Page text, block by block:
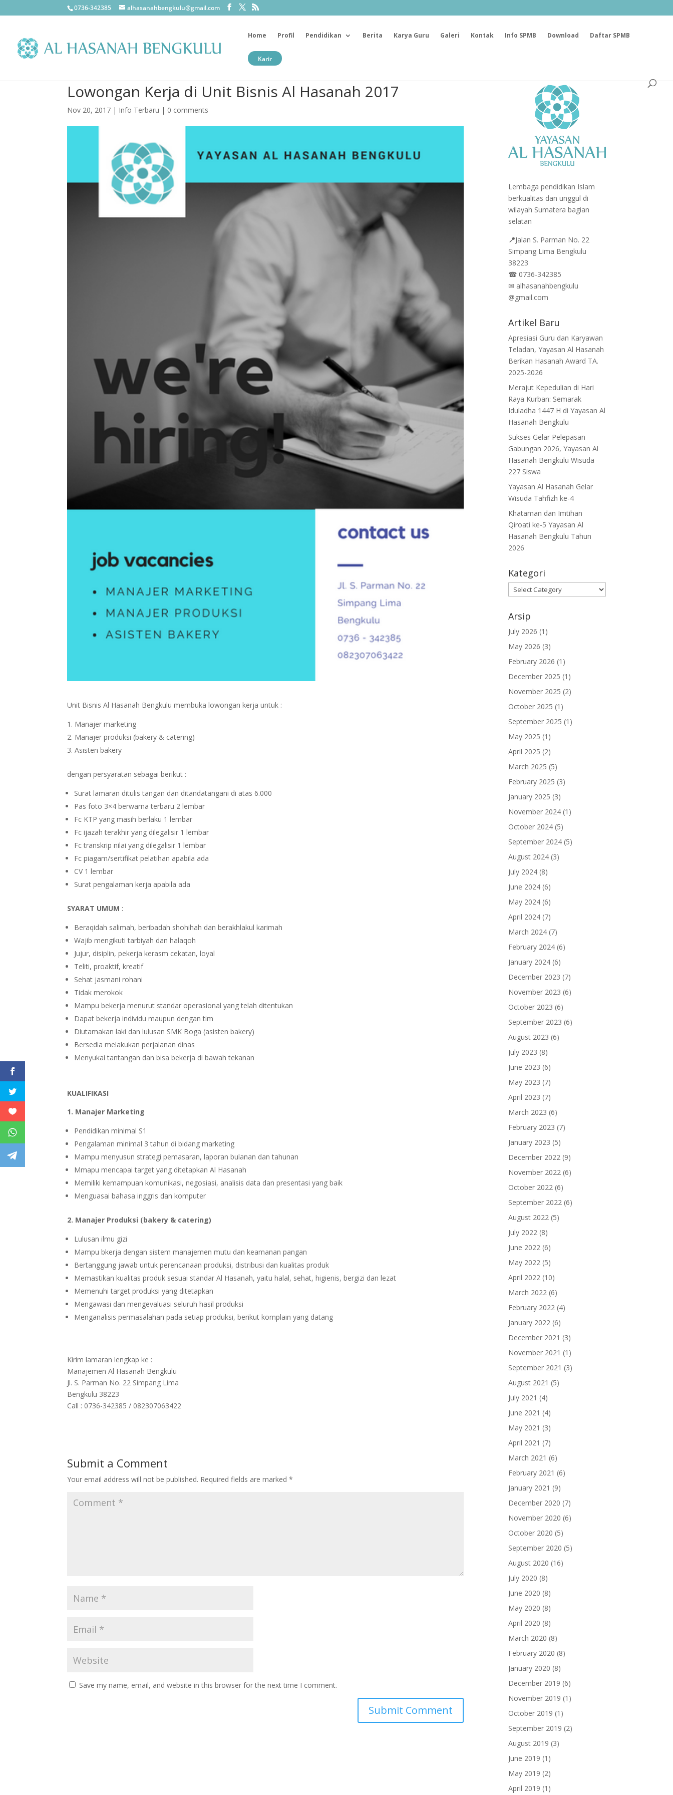
0736-342385 alhasanahbengkulu@gmail.com
Home Profil Pendidikan Berita Karya Guru Galeri Kontak Info SPMB Download Daftar SPMB
Karir
Lowongan Kerja di Unit Bisnis Al Hasanah 2017
Nov 20, 2017 | Info Terbaru | 0 comments
Unit Bisnis Al Hasanah Bengkulu membuka lowongan kerja untuk :
Manajer marketing
Manajer produksi (bakery & catering)
Asisten bakery
dengan persyaratan sebagai berikut :
Surat lamaran ditulis tangan dan ditandatangani di atas 6.000
Pas foto 3×4 berwarna terbaru 2 lembar
Fc KTP yang masih berlaku 1 lembar
Fc ijazah terakhir yang dilegalisir 1 lembar
Fc transkrip nilai yang dilegalisir 1 lembar
Fc piagam/sertifikat pelatihan apabila ada
CV 1 lembar
Surat pengalaman kerja apabila ada
SYARAT UMUM :
Beraqidah salimah, beribadah shohihah dan berakhlakul karimah
Wajib mengikuti tarbiyah dan halaqoh
Jujur, disiplin, pekerja kerasm cekatan, loyal
Teliti, proaktif, kreatif
Sehat jasmani rohani
Tidak merokok
Mampu bekerja menurut standar operasional yang telah ditentukan
Dapat bekerja individu maupun dengan tim
Diutamakan laki dan lulusan SMK Boga (asisten bakery)
Bersedia melakukan perjalanan dinas
Menyukai tantangan dan bisa bekerja di bawah tekanan
KUALIFIKASI
1. Manajer Marketing
Pendidikan minimal S1
Pengalaman minimal 3 tahun di bidang marketing
Mampu menyusun strategi pemasaran, laporan bulanan dan tahunan
Mmapu mencapai target yang ditetapkan Al Hasanah
Memiliki kemampuan komunikasi, negosiasi, analisis data dan presentasi yang baik
Menguasai bahasa inggris dan komputer
2. Manajer Produksi (bakery & catering)
Lulusan ilmu gizi
Mampu bkerja dengan sistem manajemen mutu dan keamanan pangan
Bertanggung jawab untuk perencanaan produksi, distribusi dan kualitas produk
Memastikan kualitas produk sesuai standar Al Hasanah, yaitu halal, sehat, higienis, bergizi dan lezat
Memenuhi target produksi yang ditetapkan
Mengawasi dan mengevaluasi seluruh hasil produksi
Menganalisis permasalahan pada setiap produksi, berikut komplain yang datang
Kirim lamaran lengkap ke :
Manajemen Al Hasanah Bengkulu
Jl. S. Parman No. 22 Simpang Lima
Bengkulu 38223
Call : 0736-342385 / 082307063422
Submit a Comment
Your email address will not be published. Required fields are marked*
Save my name, email, and website in this browser for the next time I comment.
Lembaga pendidikan Islam
berkualitas dan unggul di
wilayah Sumatera bagian
selatan
📍Jalan S. Parman No. 22
Simpang Lima Bengkulu
38223
☎ 0736-342385
✉ alhasanahbengkulu
@gmail.com
Artikel Baru
Apresiasi Guru dan Karyawan
Teladan, Yayasan Al Hasanah
Berikan Hasanah Award TA.
2025-2026
Merajut Kepedulian di Hari
Raya Kurban: Semarak
Iduladha 1447 H di Yayasan Al
Hasanah Bengkulu
Sukses Gelar Pelepasan
Gabungan 2026, Yayasan Al
Hasanah Bengkulu Wisuda
227 Siswa
Yayasan Al Hasanah Gelar
Wisuda Tahfizh ke-4
Khataman dan Imtihan
Qiroati ke-5 Yayasan Al
Hasanah Bengkulu Tahun
2026
Kategori
Kategori
Arsip
July 2026 (1)
May 2026 (3)
February 2026 (1)
December 2025 (1)
November 2025 (2)
October 2025 (1)
September 2025 (1)
May 2025 (1)
April 2025 (2)
March 2025 (5)
February 2025 (3)
January 2025 (3)
November 2024 (1)
October 2024 (5)
September 2024 (5)
August 2024 (3)
July 2024 (8)
June 2024 (6)
May 2024 (6)
April 2024 (7)
March 2024 (7)
February 2024 (6)
January 2024 (6)
December 2023 (7)
November 2023 (6)
October 2023 (6)
September 2023 (6)
August 2023 (6)
July 2023 (8)
June 2023 (6)
May 2023 (7)
April 2023 (7)
March 2023 (6)
February 2023 (7)
January 2023 (5)
December 2022 (9)
November 2022 (6)
October 2022 (6)
September 2022 (6)
August 2022 (5)
July 2022 (8)
June 2022 (6)
May 2022 (5)
April 2022 (10)
March 2022 (6)
February 2022 (4)
January 2022 (6)
December 2021 (3)
November 2021 (1)
September 2021 (3)
August 2021 (5)
July 2021 (4)
June 2021 (4)
May 2021 (3)
April 2021 (7)
March 2021 (6)
February 2021 (6)
January 2021 (9)
December 2020 (7)
November 2020 (6)
October 2020 (5)
September 2020 (5)
August 2020 (16)
July 2020 (8)
June 2020 (8)
May 2020 (8)
April 2020 (8)
March 2020 (8)
February 2020 (8)
January 2020 (8)
December 2019 (6)
November 2019 (1)
October 2019 (1)
September 2019 (2)
August 2019 (3)
June 2019 (1)
May 2019 (2)
April 2019 (1)